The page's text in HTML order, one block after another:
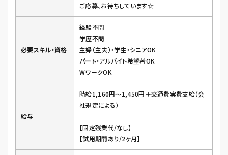
ご応募、お待ちしています☆
必要スキル・資格
経験不問
学歴不問
主婦（主夫）・学生・シニアOK
パート・アルバイト希望者OK
WワークOK
給与
時給1,160円～1,450円＋交通費実費支給（会
社規定による）
【固定残業代/なし】
【試用期間あり/2ヶ月】